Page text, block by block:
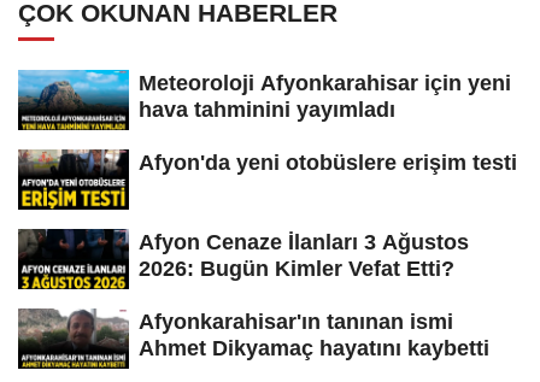
ÇOK OKUNAN HABERLER
Meteoroloji Afyonkarahisar için yeni
hava tahminini yayımladı
Afyon'da yeni otobüslere erişim testi
Afyon Cenaze İlanları 3 Ağustos
2026: Bugün Kimler Vefat Etti?
Afyonkarahisar'ın tanınan ismi
Ahmet Dikyamaç hayatını kaybetti